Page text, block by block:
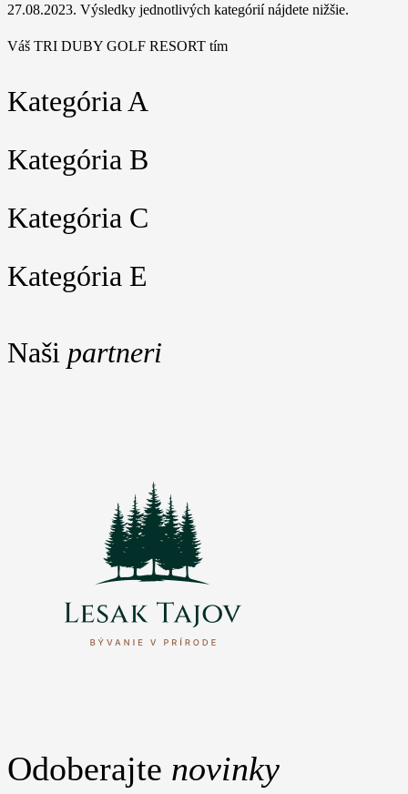
27.08.2023. Výsledky jednotlivých kategórií nájdete nižšie.
Váš TRI DUBY GOLF RESORT tím
Kategória A
Kategória B
Kategória C
Kategória E
Naši partneri
Odoberajte novinky